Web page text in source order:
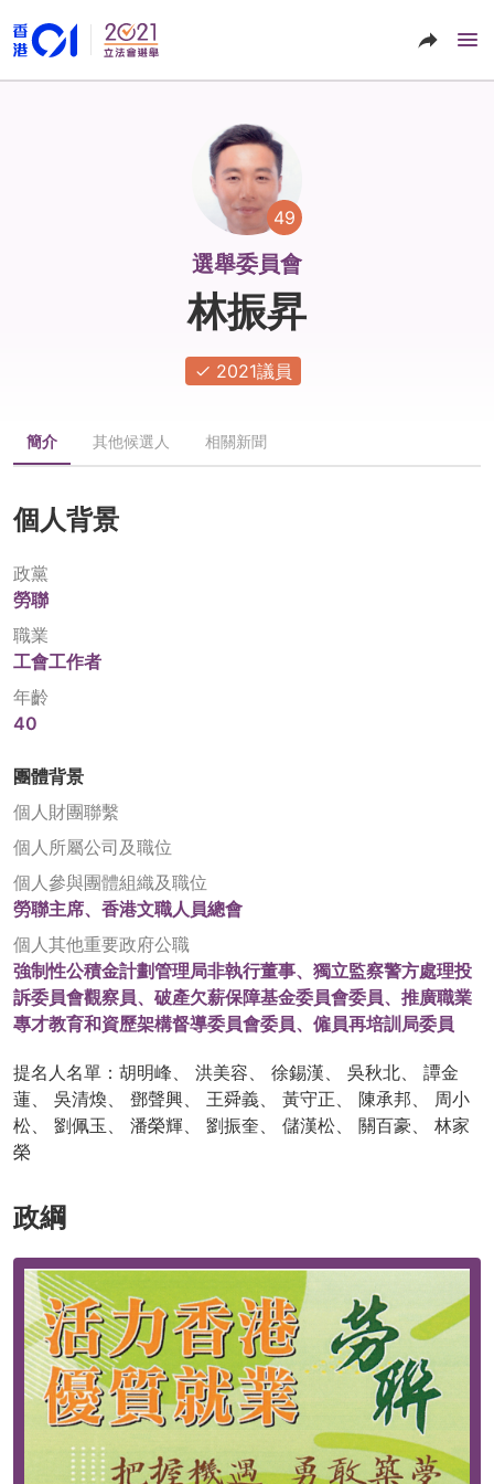
49
選舉委員會
林振昇
2021議員
簡介 其他候選人 相關新聞
個人背景
政黨
勞聯
職業
工會工作者
年齡
40
團體背景
個人財團聯繫
個人所屬公司及職位
個人參與團體組織及職位
勞聯主席、香港文職人員總會
個人其他重要政府公職
強制性公積金計劃管理局非執行董事、獨立監察警方處理投
訴委員會觀察員、破產欠薪保障基金委員會委員、推廣職業
專才教育和資歷架構督導委員會委員、僱員再培訓局委員
提名人名單：胡明峰、 洪美容、 徐錫漢、 吳秋北、 譚金
蓮、 吳清煥、 鄧聲興、 王舜義、 黃守正、 陳承邦、 周小
松、 劉佩玉、 潘榮輝、 劉振奎、 儲漢松、 關百豪、 林家
榮
政綱